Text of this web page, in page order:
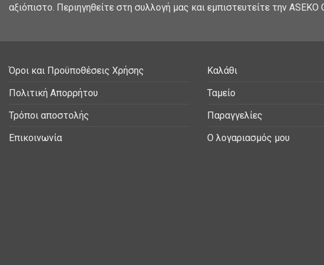
αξιόπιστο. Περιηγηθείτε στη συλλογή μας και εμπιστευτείτε την
Όροι και Προϋποθέσεις Χρήσης
Πολιτική Απορρήτου
Τρόποι αποστολής
Επικοινωνία
Καλάθι
Ταμείο
Παραγγελίες
Ο λογαριασμός μου